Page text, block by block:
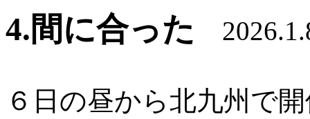
4.間に合った
６日の昼から北九州で